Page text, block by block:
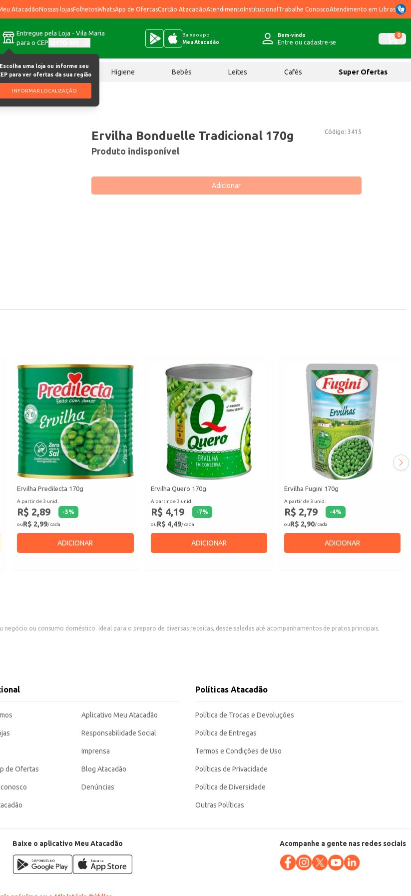
AtacadãoNossas lojasFolhetosWhatsApp de OfertasCartão AtacadãoAtendimentoInstitucional Trabalhe ConoscoAtendimento em Libras
Entregue pela Loja - Vila Maria
para o CEP
Escolha uma loja ou informe seu
para ver ofertas da sua região
INFORMAR LOCALIZAÇÃO
Baixe o app
Meu Atacadão
Bem-vindo
Entre ou cadastre-se
0
Chocolates Higiene Bebês Leites Cafés Super Ofertas
170g
Código: 3415
Ervilha Bonduelle Tradicional 170g
Produto indisponível
Adicionar
Ervilha Predilecta 170g
A partir de 3 unid.
R$ 2,89 -3%
ouR$ 2,99/ cada
ADICIONAR
Ervilha Quero 170g
A partir de 3 unid.
R$ 4,19 -7%
ouR$ 4,49/ cada
ADICIONAR
Ervilha Fugini 170g
A partir de 3 unid.
R$ 2,79 -4%
ouR$ 2,90/ cada
ADICIONAR
ou consumo doméstico. Ideal para o preparo de diversas receitas, desde saladas até acompanhamentos de pratos principais.
para quem busca sabor e conveniência em suas preparações. Seu formato em lata garante a conservação e a facilidade de
de Ofertas
Aplicativo Meu Atacadão
Responsabilidade Social
Imprensa
Blog Atacadão
Denúncias
Políticas Atacadão
Política de Trocas e Devoluções
Política de Entregas
Termos e Condições de Uso
Políticas de Privacidade
Política de Diversidade
Outras Políticas
Baixe o aplicativo Meu Atacadão Acompanhe a gente nas redes sociais